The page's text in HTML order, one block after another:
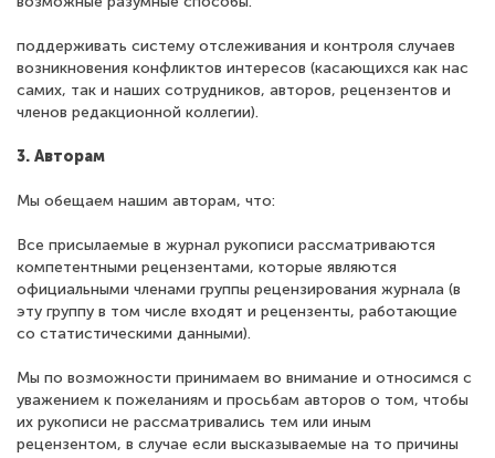
поддерживать систему отслеживания и контроля случаев
возникновения конфликтов интересов (касающихся как нас
самих, так и наших сотрудников, авторов, рецензентов и
членов редакционной коллегии).
3. Авторам
Мы обещаем нашим авторам, что:
Все присылаемые в журнал рукописи рассматриваются
компетентными рецензентами, которые являются
официальными членами группы рецензирования журнала (в
эту группу в том числе входят и рецензенты, работающие
со статистическими данными).
Мы по возможности принимаем во внимание и относимся с
уважением к пожеланиям и просьбам авторов о том, чтобы
их рукописи не рассматривались тем или иным
рецензентом, в случае если высказываемые на то причины